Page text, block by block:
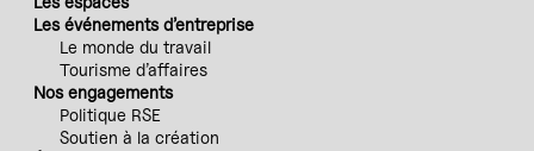
Les événements d’entreprise
Le monde du travail
Tourisme d’affaires
Nos engagements
Politique RSE
Soutien à la création